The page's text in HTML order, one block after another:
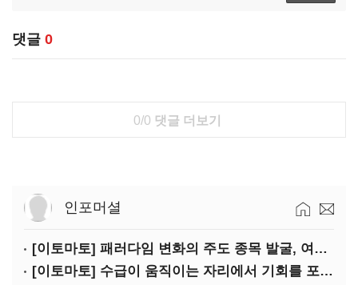
댓글 0
0/0 댓글 더보기
인포머셜
[이토마토] 패러다임 변화의 주도 종목 발굴, 여인수 전문가 투자클럽
[이토마토] 수급이 움직이는 자리에서 기회를 포착하다, 김형일 전문가 투자클럽